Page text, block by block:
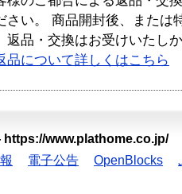
さい。 商品開封後、または
返品・交換はお受けいたし
品について詳しくはこちら
https://www.plathome.co.jp/
電子公告 OpenBlocks